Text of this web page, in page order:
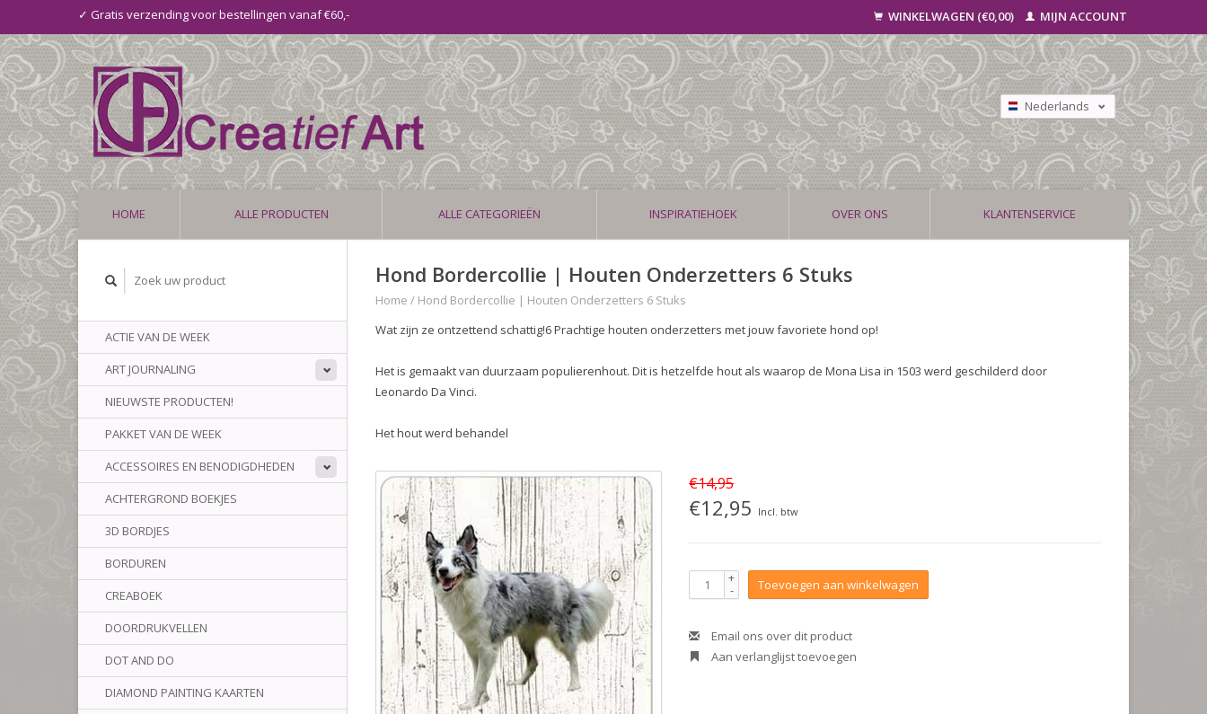
✓ Gratis verzending voor bestellingen vanaf €60,- WINKELWAGEN (€0,00) MIJN ACCOUNT
Nederlands
Deutsch
Français
HOME ALLE PRODUCTEN ALLE CATEGORIEËN INSPIRATIEHOEK OVER ONS KLANTENSERVICE
ACTIE VAN DE WEEK
ART JOURNALING
NIEUWSTE PRODUCTEN!
PAKKET VAN DE WEEK
ACCESSOIRES EN BENODIGDHEDEN
ACHTERGROND BOEKJES
3D BORDJES
BORDUREN
CREABOEK
DOORDRUKVELLEN
DOT AND DO
DIAMOND PAINTING KAARTEN
Hond Bordercollie | Houten Onderzetters 6 Stuks
Home / Hond Bordercollie | Houten Onderzetters 6 Stuks
Wat zijn ze ontzettend schattig!6 Prachtige houten onderzetters met jouw favoriete hond op!
Het is gemaakt van duurzaam populierenhout. Dit is hetzelfde hout als waarop de Mona Lisa in 1503 werd geschilderd door
Leonardo Da Vinci.
Het hout werd behandel
€14,95
€12,95 Incl. btw
+
- Toevoegen aan winkelwagen
Email ons over dit product
Aan verlanglijst toevoegen